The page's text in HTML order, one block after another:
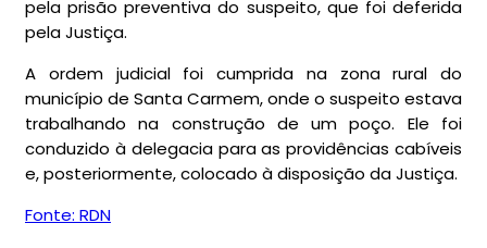
pela prisão preventiva do suspeito, que foi deferida
pela Justiça.
A ordem judicial foi cumprida na zona rural do
município de Santa Carmem, onde o suspeito estava
trabalhando na construção de um poço. Ele foi
conduzido à delegacia para as providências cabíveis
e, posteriormente, colocado à disposição da Justiça.
Fonte: RDN